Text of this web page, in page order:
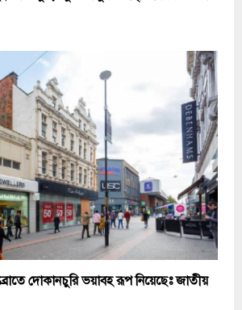
দোকানচুরি ভয়াবহ রূপ নিয়েছেঃ জাতীয়